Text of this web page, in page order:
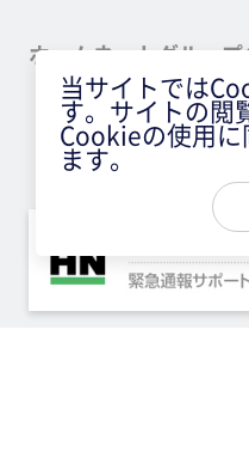
ホームネットグループ
当サイトでは
す。サイトの閲
Cookieの使用に
ます。